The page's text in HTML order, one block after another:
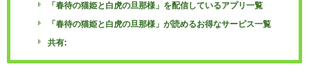
「春待の猫姫と白虎の旦那様」を配信しているアプリ一覧
「春待の猫姫と白虎の旦那様」が読めるお得なサービス一覧
共有: